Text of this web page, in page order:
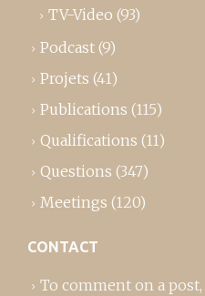
TV-Video (93)
Podcast (9)
Projets (41)
Publications (115)
Qualifications (11)
Questions (347)
Meetings (120)
CONTACT
To comment on a post,